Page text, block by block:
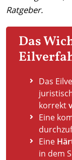
Ratgeber.
Das
Das
korrekt
Eine
Eine
in dem